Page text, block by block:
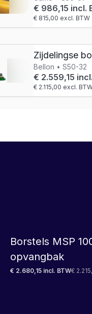
€ 986,15 incl.
€ 815,00 excl. BTW
Zijdelingse
Bellon • S50-32
€ 2.559,15
€ 2.115,00 excl.
Borstels MSP
opvangbak
€ 2.680,15 incl. BTW€